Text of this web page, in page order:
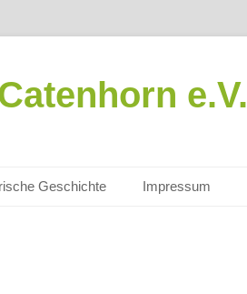
e.V.
Geschichte Impressum